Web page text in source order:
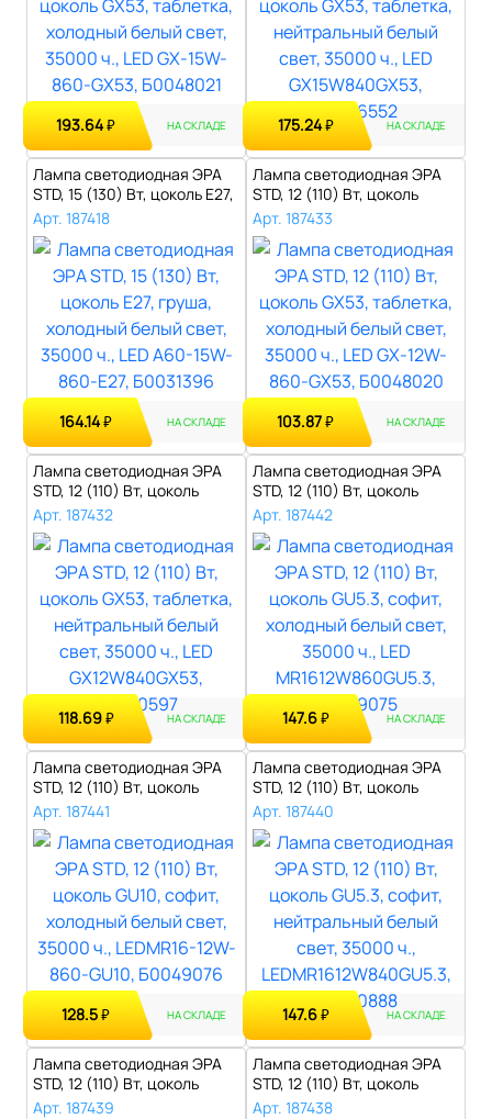
193.64₽ НА СКЛАДЕ 175.24₽ НА СКЛАДЕ
Лампа светодиодная ЭРА
STD, 15 (130) Вт, цоколь E27,
гр..
Арт. 187418
164.14₽ НА СКЛАДЕ
Лампа светодиодная ЭРА
STD, 12 (110) Вт, цоколь
GX53, т..
Арт. 187433
103.87₽ НА СКЛАДЕ
Лампа светодиодная ЭРА
STD, 12 (110) Вт, цоколь
GX53, т..
Арт. 187432
118.69₽ НА СКЛАДЕ
Лампа светодиодная ЭРА
STD, 12 (110) Вт, цоколь
GU5.3, ..
Арт. 187442
147.6₽ НА СКЛАДЕ
Лампа светодиодная ЭРА
STD, 12 (110) Вт, цоколь
GU10, с..
Арт. 187441
128.5₽ НА СКЛАДЕ
Лампа светодиодная ЭРА
STD, 12 (110) Вт, цоколь
GU5.3, ..
Арт. 187440
147.6₽ НА СКЛАДЕ
Лампа светодиодная ЭРА
STD, 12 (110) Вт, цоколь
GU10, с..
Арт. 187439
Лампа светодиодная ЭРА
STD, 12 (110) Вт, цоколь
GU10, с..
Арт. 187438